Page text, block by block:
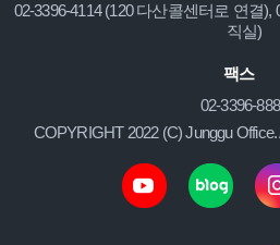
02-3396-4114 (120 다산콜센터로 연결),
직실)
팩스
02-3396-
COPYRIGHT 2022 (C) Junggu